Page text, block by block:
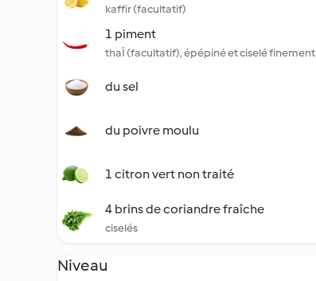
kaffir (facultatif)
1 piment
thaÏ (facultatif), épépiné et ciselé finement
du sel
du poivre moulu
1 citron vert non traité
4 brins de coriandre fraîche
ciselés
Niveau